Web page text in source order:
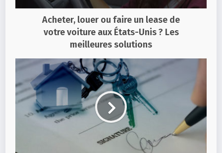
Acheter, louer ou faire un lease de
votre voiture aux États-Unis ? Les
meilleures solutions